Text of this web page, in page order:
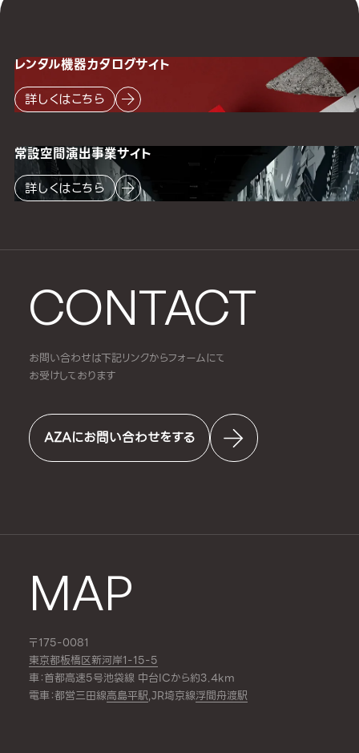
CONTACT
お問い合わせは下記リンクからフォームにて
お受けしております
AZAにお問い合わせをする
MAP
〒175-0081
東京都板橋区新河岸1-15-5
車：首都高速5号池袋線 中台ICから約3.4km
電車：都営三田線高島平駅,JR埼京線浮間舟渡駅
レンタル機器カタログサイト
詳しくはこちら
常設空間演出事業サイト
詳しくはこちら